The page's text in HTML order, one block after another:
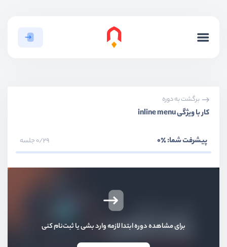
برگشت به دوره
کار با ویژگی inline menu
پیشرفت شما:٪0 0/29 جلسه
برای مشاهده دوره ابتدا لازمه وارد بشی یا ثبت‌نام کنی
بخش دوم
بخش چهارم